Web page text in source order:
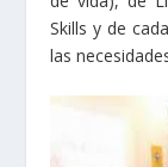
Skills y de
las